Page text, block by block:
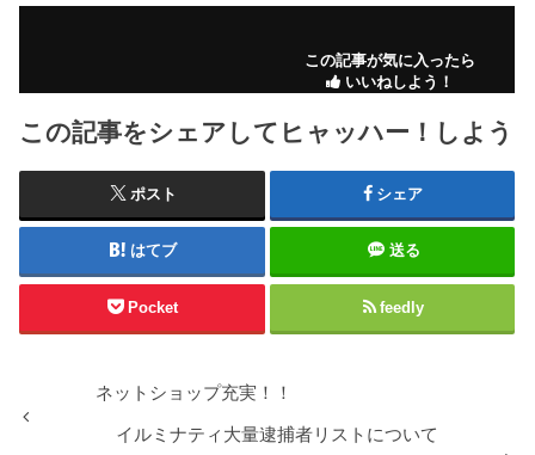
この記事が気に入ったら
いいねしよう！
この記事をシェアしてヒャッハー！しよう
ポスト シェア
はてブ 送る
Pocket feedly
ネットショップ充実！！
イルミナティ大量逮捕者リストについて